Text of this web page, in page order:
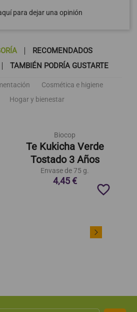
para dejar una opinión
RECOMENDADOS
TAMBIÉN PODRÍA GUSTARTE
Cosmética e higiene
Hogar y bienestar
Biocop
Te Kukicha Verde
Tostado 3 Años
Envase de 75 g.
4,45 €
favorite_border